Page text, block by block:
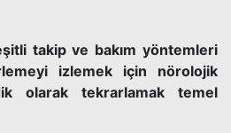
takip ve bakım yöntemleri
izlemek için nörolojik
olarak tekrarlamak temel